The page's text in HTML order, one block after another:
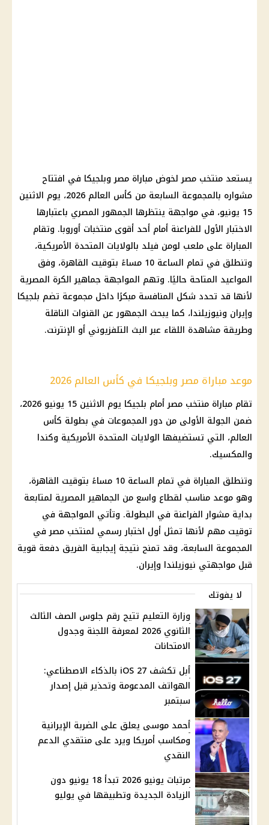
يستعد منتخب مصر لخوض مباراة مصر وبلجيكا في افتتاح
مشواره بالمجموعة السابعة من كأس العالم 2026، يوم الاثنين
15 يونيو، في مواجهة ينتظرها الجمهور المصري باعتبارها
الاختبار الأول للفراعنة أمام أحد أقوى منتخبات أوروبا. وتقام
المباراة على ملعب لومن فيلد بالولايات المتحدة الأمريكية،
وتنطلق في تمام الساعة 10 مساءً بتوقيت القاهرة، وفق
المواعيد المتاحة حاليًا. وتهم المواجهة جماهير الكرة المصرية
لأنها قد تحدد شكل المنافسة مبكرًا داخل مجموعة تضم بلجيكا
وإيران ونيوزيلندا، كما يبحث الجمهور عن القنوات الناقلة
وطريقة مشاهدة اللقاء عبر البث التلفزيوني أو الإنترنت.
موعد مباراة مصر وبلجيكا في كأس العالم 2026
تقام مباراة منتخب مصر أمام بلجيكا يوم الاثنين 15 يونيو 2026،
ضمن الجولة الأولى من دور المجموعات في بطولة كأس
العالم، التي تستضيفها الولايات المتحدة الأمريكية وكندا
والمكسيك.
وتنطلق المباراة في تمام الساعة 10 مساءً بتوقيت القاهرة،
وهو موعد مناسب لقطاع واسع من الجماهير المصرية لمتابعة
بداية مشوار الفراعنة في البطولة. وتأتي المواجهة في
توقيت مهم لأنها تمثل أول اختبار رسمي لمنتخب مصر في
المجموعة السابعة، وقد تمنح نتيجة إيجابية الفريق دفعة قوية
قبل مواجهتي نيوزيلندا وإيران.
لا يفوتك
وزارة التعليم تتيح رقم جلوس الصف الثالث
الثانوي 2026 لمعرفة اللجنة وجدول
الامتحانات
أبل تكشف iOS 27 بالذكاء الاصطناعي:
الهواتف المدعومة وتحذير قبل إصدار
سبتمبر
أحمد موسى يعلق على الضربة الإيرانية
ومكاسب أمريكا ويرد على منتقدي الدعم
النقدي
مرتبات يونيو 2026 تبدأ 18 يونيو دون
الزيادة الجديدة وتطبيقها في يوليو